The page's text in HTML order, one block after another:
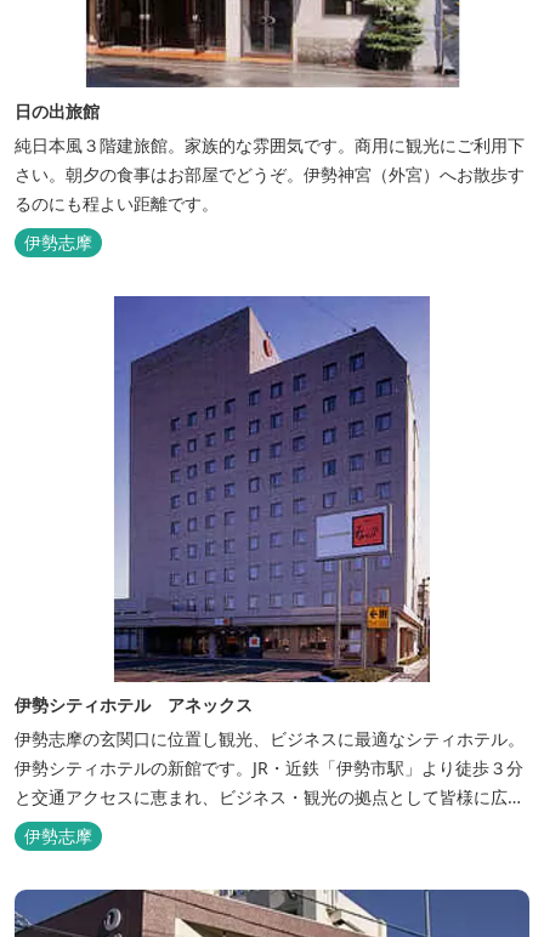
日の出旅館
純日本風３階建旅館。家族的な雰囲気です。商用に観光にご利用下
さい。朝夕の食事はお部屋でどうぞ。伊勢神宮（外宮）へお散歩す
るのにも程よい距離です。
伊勢志摩
伊勢シティホテル アネックス
伊勢志摩の玄関口に位置し観光、ビジネスに最適なシティホテル。
伊勢シティホテルの新館です。JR・近鉄「伊勢市駅」より徒歩３分
と交通アクセスに恵まれ、ビジネス・観光の拠点として皆様に広く
ご利用いただいております。１階には、しゃぶしゃぶと日本料理の
「伊勢みやび」があります。
伊勢志摩